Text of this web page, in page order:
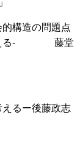
構造の問題点
考える‐ 藤堂
るー後藤政志